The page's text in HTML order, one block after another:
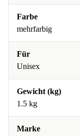
Farbe
mehrfarbig
Für
Unisex
Gewicht (kg)
1.5 kg
Marke